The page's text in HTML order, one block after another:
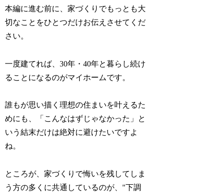
本編に進む前に、家づくりでもっとも大
切なことをひとつだけお伝えさせてくだ
さい。
一度建てれば、30年・40年と暮らし続け
ることになるのがマイホームです。
誰もが思い描く理想の住まいを叶えるた
めにも、「こんなはずじゃなかった」と
いう結末だけは絶対に避けたいですよ
ね。
ところが、家づくりで悔いを残してしま
う方の多くに共通しているのが、"下調